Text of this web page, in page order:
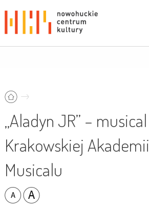
„Aladyn JR” – musical
Krakowskiej Akademii
Musicalu